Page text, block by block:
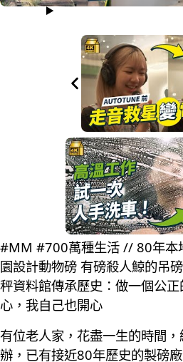
#MM #700萬種生活 // 80年本
園設計動物磅 有磅殺人鯨的吊
秤資料館傳承歷史：做一個公
心，我自己也開心
有位老人家，花盡一生的時間
辦，已有接近80年歷史的製磅